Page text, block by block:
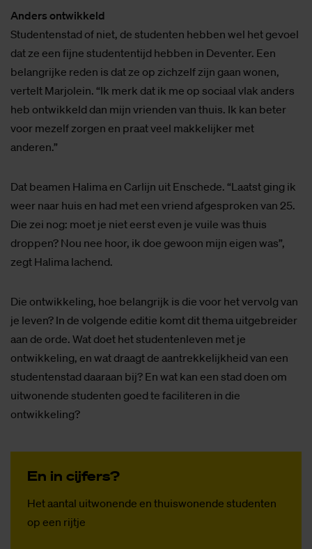
Anders ontwikkeld
Studentenstad of niet, de studenten hebben wel het gevoel
dat ze een fijne studententijd hebben in Deventer. Een
belangrijke reden is dat ze op zichzelf zijn gaan wonen,
vertelt Marjolein. “Ik merk dat ik me op sociaal vlak anders
heb ontwikkeld dan mijn vrienden van thuis. Ik kan beter
voor mezelf zorgen en praat veel makkelijker met
anderen.”
Dat beamen Halima en Carlijn uit Enschede. “Laatst ging ik
weer naar huis en had met een vriend afgesproken van 25.
Die zei nog: moet je niet eerst even je vuile was thuis
droppen? Nou nee hoor, ik doe gewoon mijn eigen was”,
zegt Halima lachend.
Die ontwikkeling, hoe belangrijk is die voor het vervolg van
je leven? In de volgende editie komt dit thema uitgebreider
aan de orde. Wat doet het studentenleven met je
ontwikkeling, en wat draagt de aantrekkelijkheid van een
studentenstad daaraan bij? En wat kan een stad doen om
uitwonende studenten goed te faciliteren in die
ontwikkeling?
En in cij­fers?
Het aantal uitwonende en thuiswonende studenten
op een rijtje